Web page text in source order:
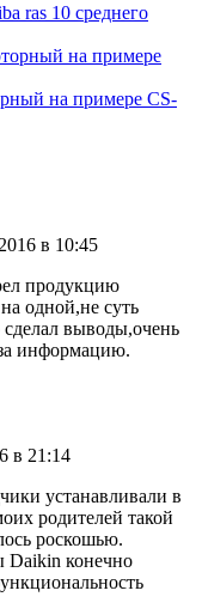
ras 10 среднего
на примере CS-
в 10:45
продукцию
одной,не суть
выводы,очень
информацию.
в 21:14
устанавливали в
родителей такой
роскошью.
Daikin конечно